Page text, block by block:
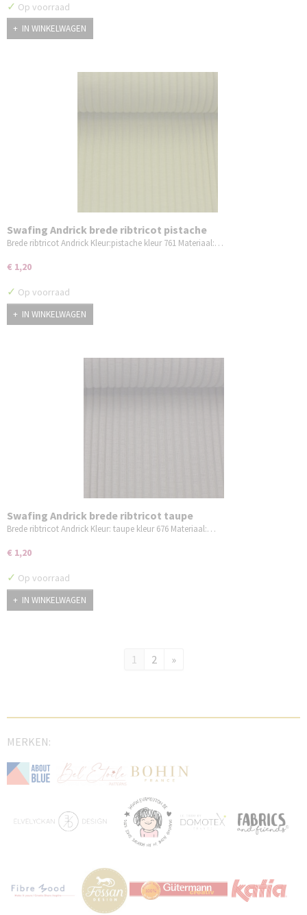
✓ Op voorraad
IN WINKELWAGEN
Swafing Andrick brede ribtricot pistache
Brede ribtricot Andrick Kleur:pistache kleur 761 Materiaal:…
€ 1,20
✓ Op voorraad
IN WINKELWAGEN
Swafing Andrick brede ribtricot taupe
Brede ribtricot Andrick Kleur: taupe kleur 676 Materiaal:…
€ 1,20
✓ Op voorraad
IN WINKELWAGEN
1 2 »
MERKEN: